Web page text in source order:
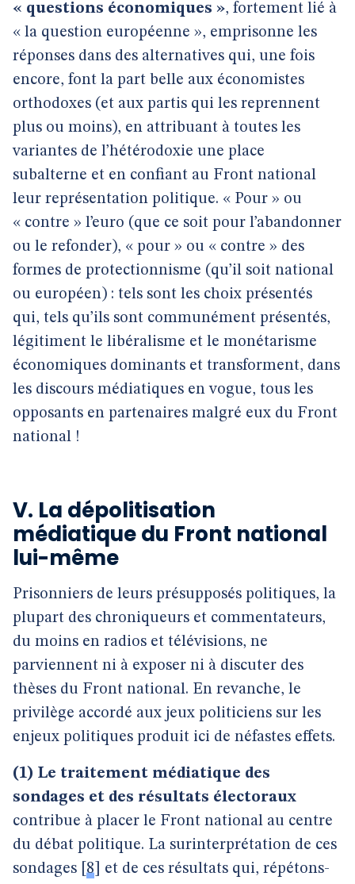
« questions économiques », fortement lié à
« la question européenne », emprisonne les
réponses dans des alternatives qui, une fois
encore, font la part belle aux économistes
orthodoxes (et aux partis qui les reprennent
plus ou moins), en attribuant à toutes les
variantes de l’hétérodoxie une place
subalterne et en confiant au Front national
leur représentation politique. « Pour » ou
« contre » l’euro (que ce soit pour l’abandonner
ou le refonder), « pour » ou « contre » des
formes de protectionnisme (qu’il soit national
ou européen) : tels sont les choix présentés
qui, tels qu’ils sont communément présentés,
légitiment le libéralisme et le monétarisme
économiques dominants et transforment, dans
les discours médiatiques en vogue, tous les
opposants en partenaires malgré eux du Front
national !
V. La dépolitisation
médiatique du Front national
lui-même
Prisonniers de leurs présupposés politiques, la
plupart des chroniqueurs et commentateurs,
du moins en radios et télévisions, ne
parviennent ni à exposer ni à discuter des
thèses du Front national. En revanche, le
privilège accordé aux jeux politiciens sur les
enjeux politiques produit ici de néfastes effets.
(1) Le traitement médiatique des
sondages et des résultats électoraux
contribue à placer le Front national au centre
du débat politique. La surinterprétation de ces
sondages 8
et de ces résultats qui, répétons-